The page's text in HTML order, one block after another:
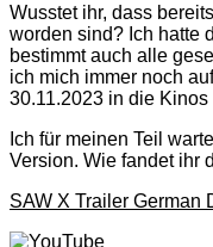
Wusstet ihr, dass
worden sind? Ich hatte
bestimmt auch alle
ich mich immer noch
30.11.2023 in die Kinos
Ich für meinen Teil
Version. Wie fandet ihr
SAW X Trailer German